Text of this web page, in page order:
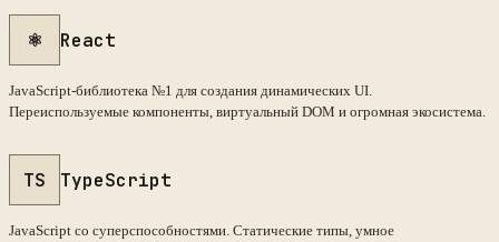
⚛ React
JavaScript-библиотека №1 для создания динамических UI.
Переиспользуемые компоненты, виртуальный DOM и огромная экосистема.
TS TypeScript
JavaScript со суперспособностями. Статические типы, умное